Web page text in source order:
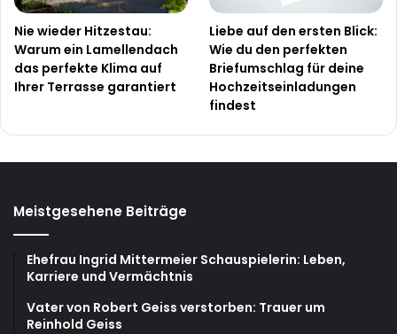
Nie wieder Hitzestau:
Warum ein Lamellendach
das perfekte Klima auf
Ihrer Terrasse garantiert
Liebe auf den ersten Blick:
Wie du den perfekten
Briefumschlag für deine
Hochzeitseinladungen
findest
Meistgesehene Beiträge
Ehefrau Ingrid Mittermeier Schauspielerin: Leben,
Karriere und Vermächtnis
Vater von Robert Geiss verstorben: Trauer um
Reinhold Geiss